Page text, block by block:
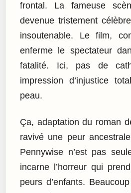
frontal. La fameuse
devenue tristement
insoutenable. Le film,
enferme le spectateur
fatalité. Ici, pas de
impression d’injustice
peau.
Ça, adaptation du roman
ravivé une peur
Pennywise n’est pas
incarne l’horreur qui
peurs d’enfants.